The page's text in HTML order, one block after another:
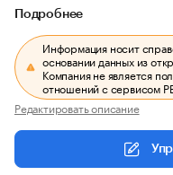
Подробнее
Информация носит
основании данных из
Компания не является
отношений с сервисом
Редактировать описание